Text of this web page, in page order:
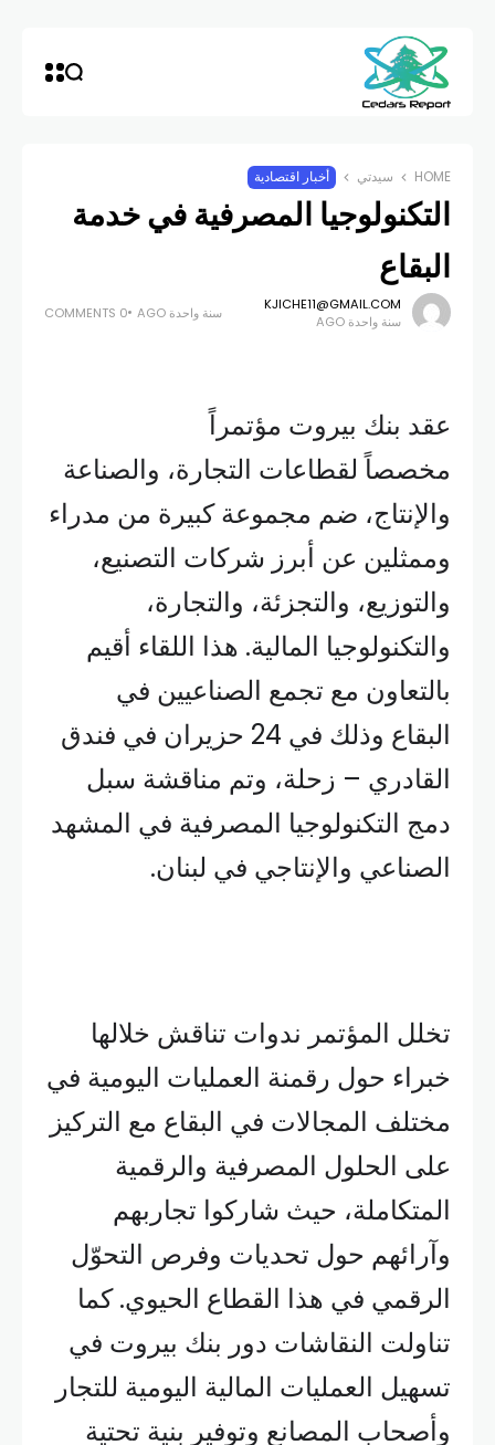
HOME سيدتي أخبار اقتصادية
التكنولوجيا المصرفية في خدمة
البقاع
KJICHE11@GMAIL.COM
سنة واحدة AGO
سنة واحدة AGO 0 COMMENTS
عقد بنك بيروت مؤتمراً
مخصصاً لقطاعات التجارة، والصناعة
والإنتاج، ضم مجموعة كبيرة من مدراء
وممثلين عن أبرز شركات التصنيع،
والتوزيع، والتجزئة، والتجارة،
والتكنولوجيا المالية. هذا اللقاء أقيم
بالتعاون مع تجمع الصناعيين في
البقاع وذلك في 24 حزيران في فندق
القادري – زحلة، وتم مناقشة سبل
دمج التكنولوجيا المصرفية في المشهد
الصناعي والإنتاجي في لبنان.
تخلل المؤتمر ندوات تناقش خلالها
خبراء حول رقمنة العمليات اليومية في
مختلف المجالات في البقاع مع التركيز
على الحلول المصرفية والرقمية
المتكاملة، حيث شاركوا تجاربهم
وآرائهم حول تحديات وفرص التحوّل
الرقمي في هذا القطاع الحيوي. كما
تناولت النقاشات دور بنك بيروت في
تسهيل العمليات المالية اليومية للتجار
وأصحاب المصانع وتوفير بنية تحتية